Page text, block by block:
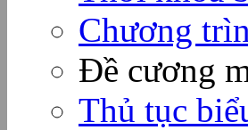
Chương
Đề cương
Thủ tục